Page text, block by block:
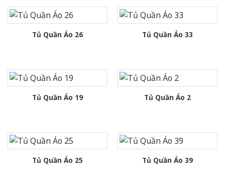
Tủ Quần Áo 26 Tủ Quần Áo 33
Tủ Quần Áo 19 Tủ Quần Áo 2
Tủ Quần Áo 25 Tủ Quần Áo 39